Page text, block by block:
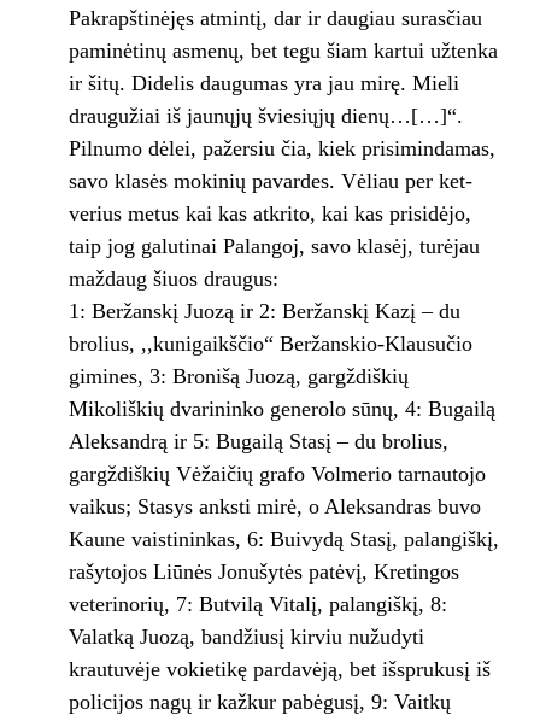
Pakrapštinėjęs atmintį, dar ir daugiau surasčiau
pami­nėtinų asmenų, bet tegu šiam kartui užtenka
ir šitų. Didelis daugumas yra jau mirę. Mieli
draugužiai iš jaunųjų šviesiųjų dienų…[…]“.
Pil­numo dėlei, pažersiu čia, kiek prisimindamas,
savo klasės mokinių pavardes. Vėliau per ket­
verius metus kai kas atkrito, kai kas prisidėjo,
taip jog galutinai Palangoj, savo klasėj, turė­jau
maždaug šiuos draugus:
1: Beržanskį Juozą ir 2: Beržanskį Kazį – du
brolius, ,,kunigaikščio“ Beržanskio-Klausučio
gimines, 3: Bronišą Juozą, gargž­diškių
Mikoliškių dvarininko generolo sūnų, 4: Bugailą
Aleksandrą ir 5: Bugailą Stasį – du brolius,
gargždiškių Vėžaičių grafo Volmerio tarnautojo
vaikus; Stasys anksti mirė, o Aleksandras buvo
Kaune vaistininkas, 6: Bui­vydą Stasį, palangiškį,
rašytojos Liūnės Jonušytės patėvį, Kretingos
veterinorių, 7: Butvilą Vitalį, palangiškį, 8:
Valatką Juozą, bandžiusį kirviu nužudyti
krautuvėje vokietikę parda­vėją, bet išsprukusį iš
policijos nagų ir kažkur pabėgusį, 9: Vaitkų